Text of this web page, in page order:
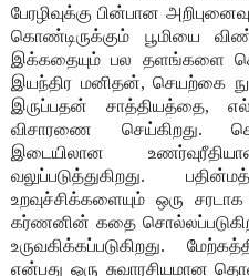
பேரழிவுக்கு பின்பான
கொண்டிருக்கும் பூமியை
இக்கதையும் பல தளங்களை
இயந்திர மனிதன், செயற்கை
இருப்பதன் சாத்தியத்தை,
விசாரணை செய்கிறது.
இடையிலான
வலுப்படுத்துகிறது.
உறவுச்சிக்களையும் ஒரு
கர்ணனின் கதை
உருவகிக்கப்படுகிறது.
என்பது ஒரு சுவாரசியமான